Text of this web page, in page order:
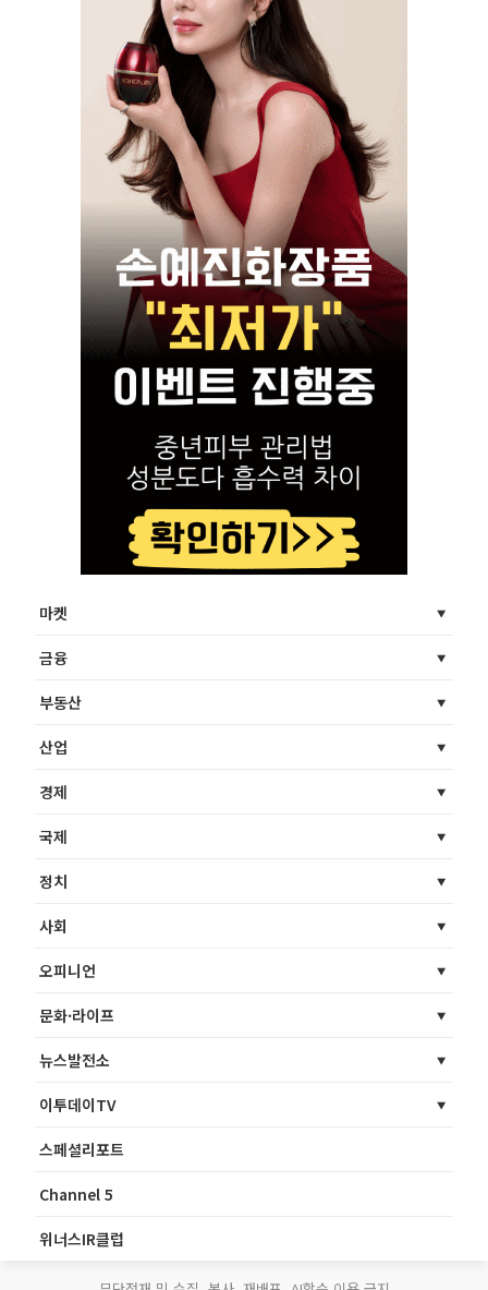
마켓
금융
부동산
산업
경제
국제
정치
사회
오피니언
문화·라이프
뉴스발전소
이투데이TV
스페셜리포트
Channel 5
위너스IR클럽